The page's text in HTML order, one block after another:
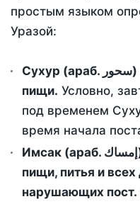
простым языком
Уразой:
Сухур (араб. سحور) - это утренний прием
пищи. Условно,
под временем
время начала
Имсак (араб. إمساك) - воздержание от приема
пищи, питья и всех
нарушающих пост.